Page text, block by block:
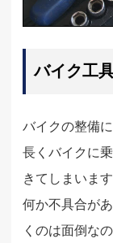
バイク工
バイクの整備
長くバイクに
きてしまいます
何か不具合が
くのは面倒な